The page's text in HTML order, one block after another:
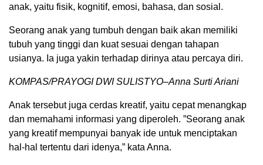
anak, yaitu fisik, kognitif, emosi, bahasa, dan sosial.
Seorang anak yang tumbuh dengan baik akan memiliki
tubuh yang tinggi dan kuat sesuai dengan tahapan
usianya. Ia juga yakin terhadap dirinya atau percaya diri.
KOMPAS/PRAYOGI DWI SULISTYO–Anna Surti Ariani
Anak tersebut juga cerdas kreatif, yaitu cepat menangkap
dan memahami informasi yang diperoleh. ”Seorang anak
yang kreatif mempunyai banyak ide untuk menciptakan
hal-hal tertentu dari idenya,” kata Anna.